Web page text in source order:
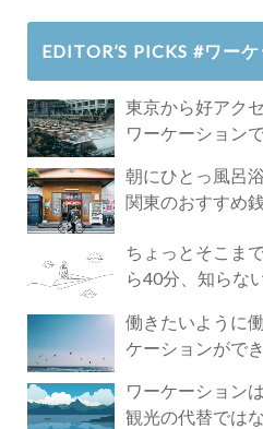
EDITOR’S PICKS #ワー
東京から好アク
ワーケーション
朝にひとっ風呂
関東のおすすめ
ちょっとそこま
ら40分、知らな
働きたいように
ケーションがで
ワーケーション
観光の代替では